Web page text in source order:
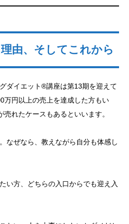
由、そしてこれから
ダイエット®講座は第13期を迎えて
万円以上の売上を達成した方もい
れたケースもあるといいます。
なぜなら、教えながら自分も体感し
い方、どちらの入口からでも迎え入